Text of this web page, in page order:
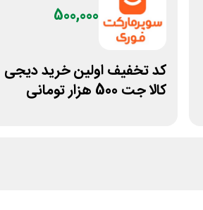
500,000
کد تخفیف اولین خرید دیجی
کالا جت 500 هزار تومانی